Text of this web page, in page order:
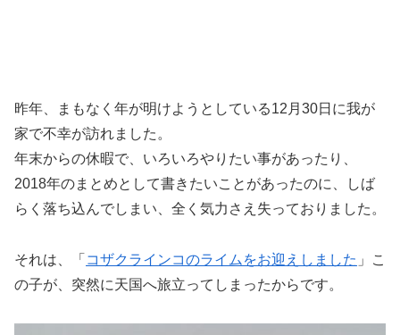
昨年、まもなく年が明けようとしている12月30日に我が
家で不幸が訪れました。
年末からの休暇で、いろいろやりたい事があったり、
2018年のまとめとして書きたいことがあったのに、しば
らく落ち込んでしまい、全く気力さえ失っておりました。
それは、「 コザクラインコのライムをお迎えしました 」こ
の子が、突然に天国へ旅立ってしまったからです。